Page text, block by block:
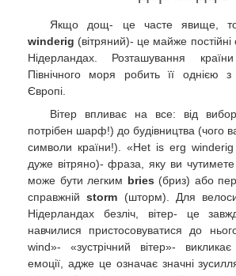
Якщо дощ- це часте явище,
winderig (вітряний)- це майже постійні
Нідерландах. Розташування
Північного моря робить її однією з
Європі.
Вітер впливає на все: від
потрібен шарф!) до будівництва (чого
символи країни!). «Het is erg
дуже вітряно)- фраза, яку ви
може бути легким bries (бриз) або
справжнійstorm (шторм). Для
Нідерландах безліч, вітер- це
навчилися пристосовуватися до
wind»- «зустрічний вітер»-
емоції, адже це означає значні